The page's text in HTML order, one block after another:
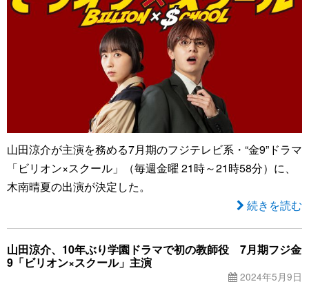
山田涼介が主演を務める7月期のフジテレビ系・“金9”ドラマ
「ビリオン×スクール」（毎週金曜 21時～21時58分）に、
木南晴夏の出演が決定した。
続きを読む
山田涼介、10年ぶり学園ドラマで初の教師役 7月期フジ金
9「ビリオン×スクール」主演
2024年5月9日